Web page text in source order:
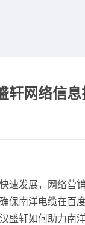
轩网络信
速发展，网络营
保南洋电缆在百
盛轩如何助力南